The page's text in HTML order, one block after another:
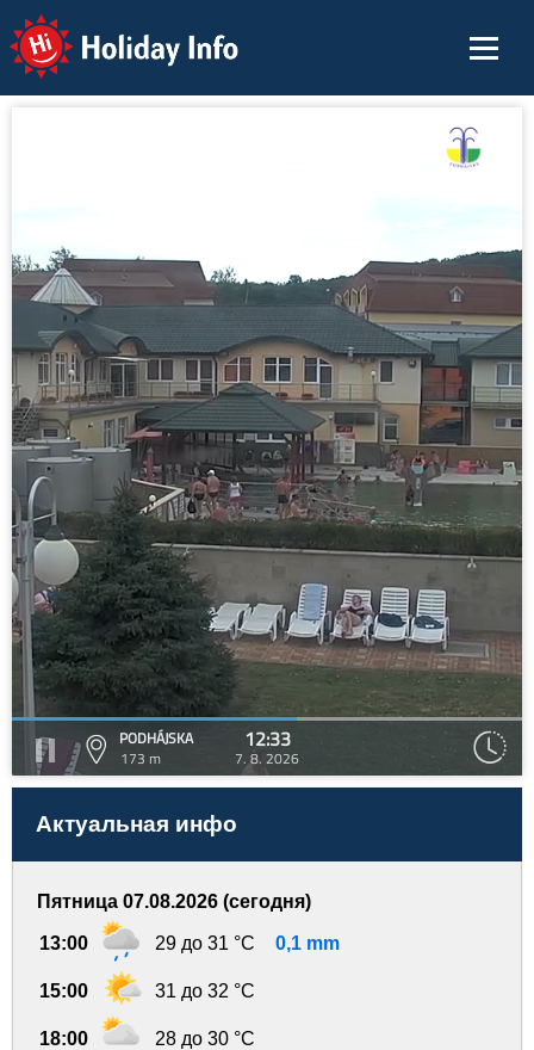
Holiday Info
PODHÁJSKA
173 m
12:33
7. 8. 2026
Актуальная инфо
Пятница 07.08.2026 (сегодня)
13:00 29 до 31 °C 0,1 mm
15:00 31 до 32 °C
18:00 28 до 30 °C